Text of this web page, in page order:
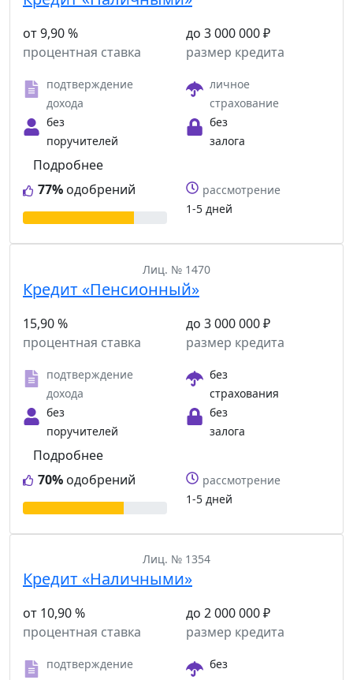
от 9,90 %
процентная ставка
до 3 000 000 ₽
размер кредита
подтверждение
дохода
личное
страхование
без
поручителей
без
залога
77% одобрений
Подробнее
рассмотрение
1-5 дней
Лиц. № 1470
Кредит «Пенсионный»
15,90 %
процентная ставка
до 3 000 000 ₽
размер кредита
подтверждение
дохода
без
страхования
без
поручителей
без
залога
70% одобрений
Подробнее
рассмотрение
1-5 дней
Лиц. № 1354
Кредит «Наличными»
от 10,90 %
процентная ставка
до 2 000 000 ₽
размер кредита
подтверждение
без